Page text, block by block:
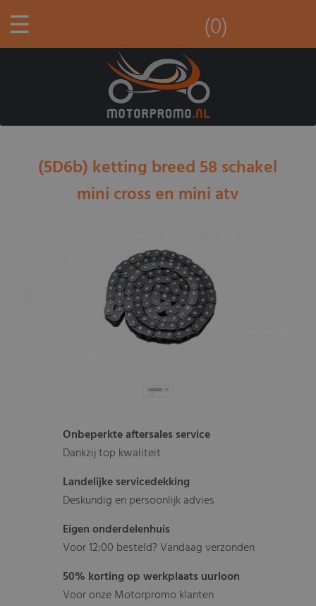
☰ (0)
(5D6b) ketting breed 58 schakel
mini cross en mini atv
Onbeperkte aftersales service
Dankzij top kwaliteit
Landelijke servicedekking
Deskundig en persoonlijk advies
Eigen onderdelenhuis
Voor 12:00 besteld? Vandaag verzonden
50% korting op werkplaats uurloon
Voor onze Motorpromo klanten